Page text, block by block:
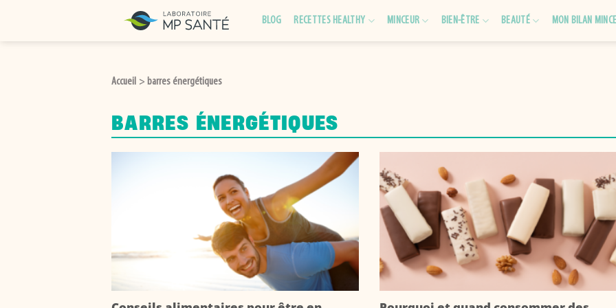
BLOG RECETTES HEALTHY MINCEUR BIEN-ÊTRE BEAUTÉ MON BILAN
Accueil > barres énergétiques
BARRES ÉNERGÉTIQUES